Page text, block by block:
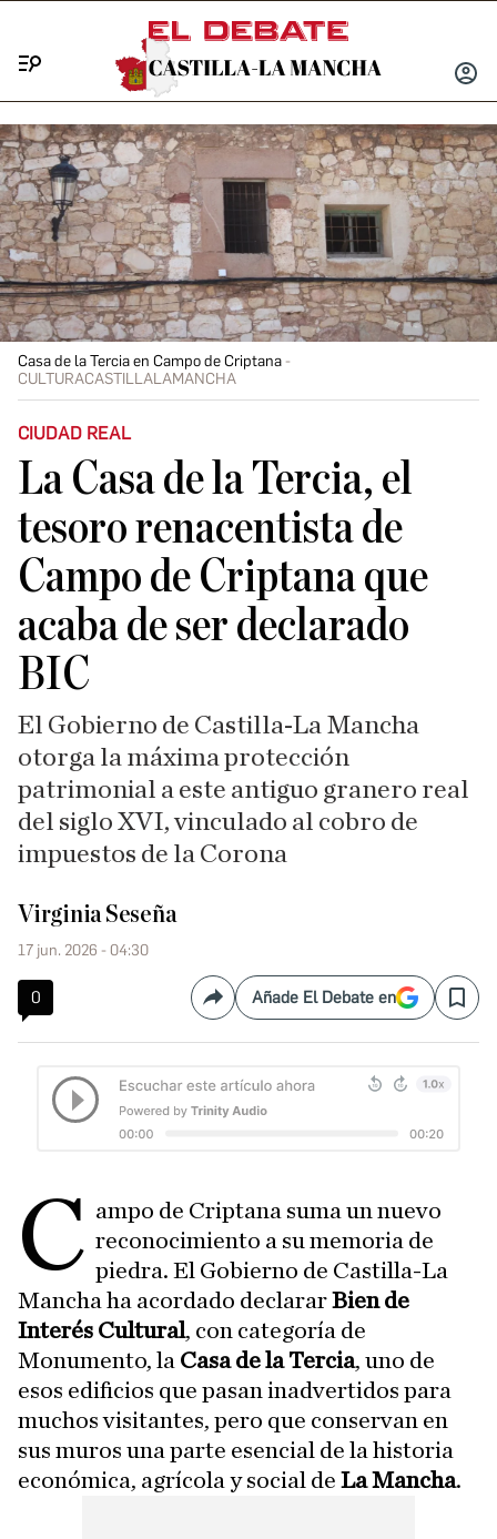
INICIAR
Casa de la Tercia en Campo de Criptana
CULTURACASTILLALAMANCHA
CIUDAD REAL
La Casa de la Tercia, el
tesoro renacentista de
Campo de Criptana que
acaba de ser declarado
BIC
El Gobierno de Castilla-La Mancha
otorga la máxima protección
patrimonial a este antiguo granero real
del siglo XVI, vinculado al cobro de
impuestos de la Corona
Virginia Seseña
17 jun. 2026 - 04:30
0 CompartirAñade El Debate en Save
C ampo de Criptana suma un nuevo
reconocimiento a su memoria de
piedra. El Gobierno de Castilla-La
Mancha ha acordado declararBien de
Interés Cultural, con categoría de
Monumento, la Casa de la Tercia, uno de
esos edificios que pasan inadvertidos para
muchos visitantes, pero que conservan en
sus muros una parte esencial de la historia
económica, agrícola y social de La Mancha.